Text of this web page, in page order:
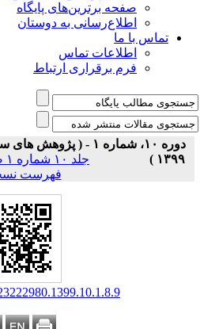
صفحه برترین‌های پایگاه
اطلاع‌رسانی به دوستان
تماس با ما
اطلاعات تماس
فرم برقراری ارتباط
دوره ۱۰، شماره ۱ - (
۱۳۹۹ )
جلد ۱۰ شماره ۱ صفحات ۱۹۱-۱۵۵
فهرست